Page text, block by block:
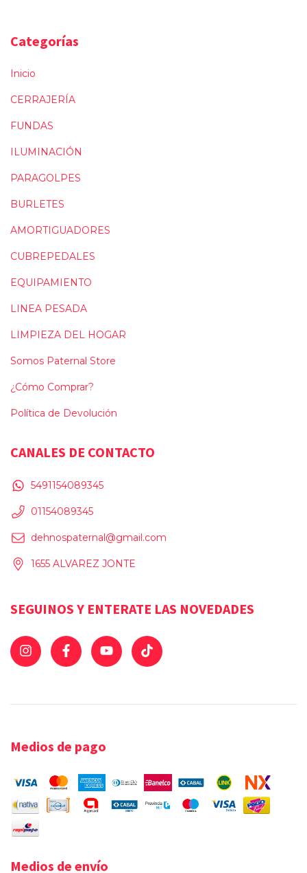
Categorías
Inicio
CERRAJERÍA
FUNDAS
ILUMINACIÓN
PARAGOLPES
BURLETES
AMORTIGUADORES
CUBREPEDALES
EQUIPAMIENTO
LINEA PESADA
LIMPIEZA DEL HOGAR
Somos Paternal Store
¿Cómo Comprar?
Política de Devolución
CANALES DE CONTACTO
5491154089345
01154089345
dehnospaternal@gmail.com
1655 ALVAREZ JONTE
SEGUINOS Y ENTERATE LAS NOVEDADES
Medios de pago
Medios de envío